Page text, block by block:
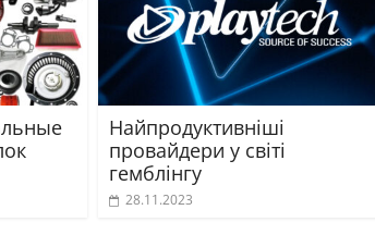
Найпродуктивніші
провайдери у світі
гемблінгу
28.11.2023